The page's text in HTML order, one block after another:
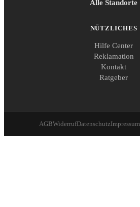
Alle Standorte
NÜTZLICHES
Hilfe Center
Reklamation
Kontakt
Ratgeber
AGBWiderrufDatenschutzImpressum